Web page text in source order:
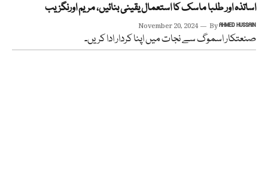
اساتذہ اور طلبا ماسک کا استعمال یقینی بنائیں، مریم اورنگزیب
November 20, 2024 ByAHMED HUSSAIN
صنعتکار اسموگ سے نجات میں اپنا کردار ادا کریں۔